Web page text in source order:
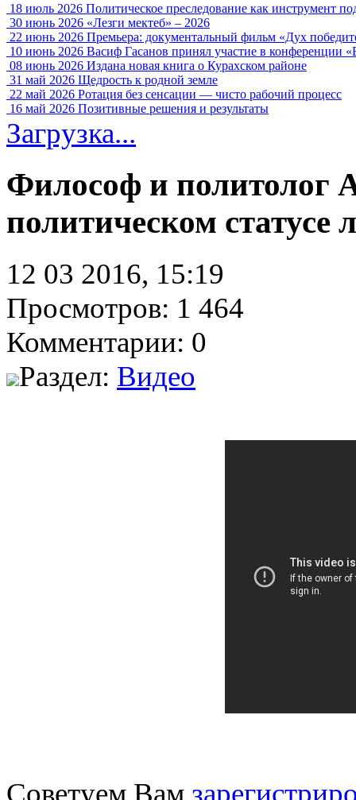
18 июль 2026 Политическое преследование как инструмент
30 июнь 2026 «Лезги мектеб» – 2026
22 июнь 2026 Премьера: документальный фильм «Дух
10 июнь 2026 Васиф Гасанов принял участие в конференции
08 июнь 2026 Издана новая книга о Курахском районе
31 май 2026 Щедрость к родной земле
22 май 2026 Ротация без сенсации — чисто рабочий процесс
16 май 2026 Позитивные решения и результаты
Загрузка...
Философ и политолог
политическом статусе
12 03 2016, 15:19
Просмотров: 1 464
Комментарии: 0
Раздел: Видео
Советуем Вам